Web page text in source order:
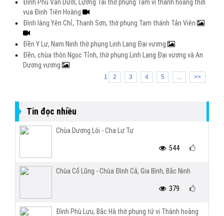
Đình Phú Văn Dưới, Lương Tài thờ phụng Tam vị thành hoàng thời
vua Đinh Tiên Hoàng
Đình làng Yên Chỉ, Thanh Sơn, thờ phụng Tam thánh Tản Viên
Đền Y Lư, Nam Ninh thờ phụng Linh Lang Đại vương
Đền, chùa thôn Ngọc Tỉnh, thờ phụng Linh Lang Đại vương và An
Dương vương
1 2 3 4 5 ... >>
Tin đọc nhiều
Chùa Dương Lôi - Cha Lư Tự
544
Chùa Cổ Lũng - Chùa Đình Cả, Gia Bình, Bắc Ninh
379
Đình Phù Lưu, Bắc Hà thờ phụng tứ vị Thành hoàng